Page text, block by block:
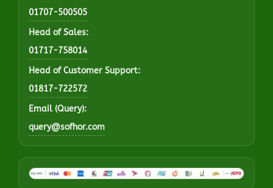
01707-500505
Head of Sales:
01717-758014
Head of Customer Support:
01817-722572
Email (Query):
query@sofhor.com